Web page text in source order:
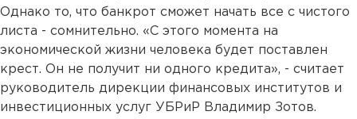
Однако то, что банкрот сможет начать все с чистого
листа - сомнительно. «С этого момента на
экономической жизни человека будет поставлен
крест. Он не получит ни одного кредита», - считает
руководитель дирекции финансовых институтов и
инвестиционных услуг УБРиР Владимир Зотов.